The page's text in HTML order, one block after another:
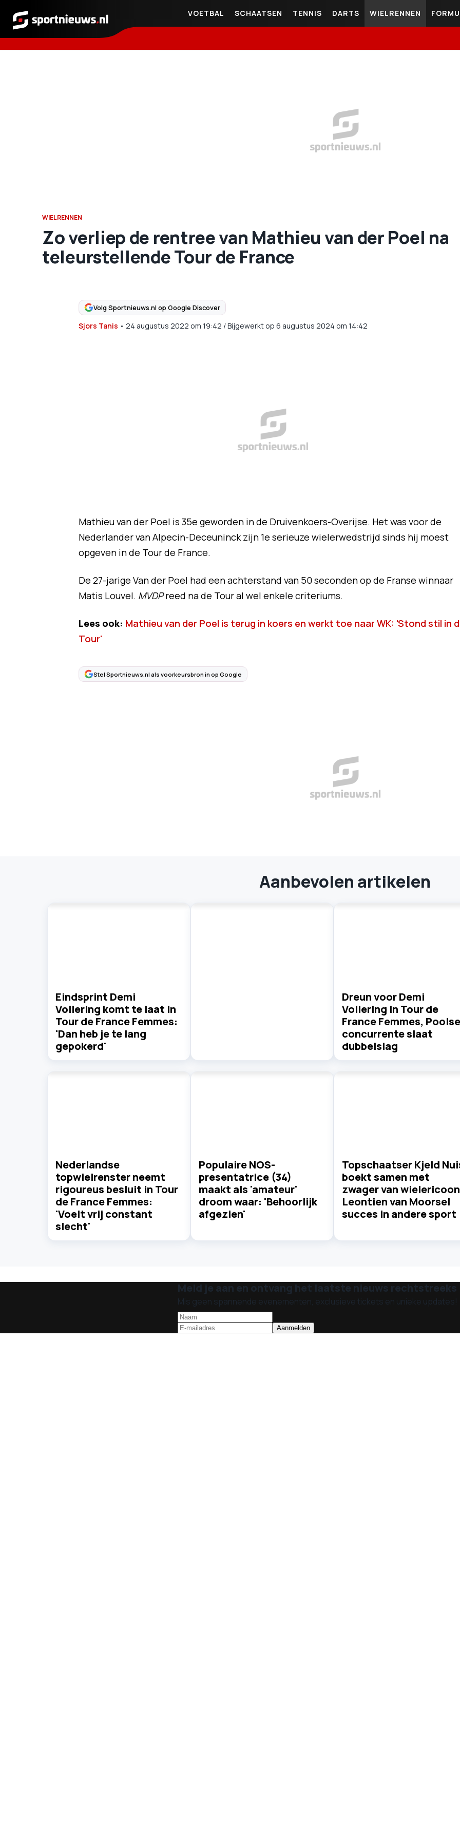
Sportnieuws.nl
VOETBAL SCHAATSEN TENNIS DARTS WIELRENNEN
WIELRENNEN
Zo verliep de rentree van Mathieu van der Poel na
teleurstellende Tour de France
Volg Sportnieuws.nl op Google Discover
Sjors Tanis • 24 augustus 2022 om 19:42 /Bijgewerkt op 6 augustus 2024 om 14:42
Mathieu van der Poel is 35e geworden in de Druivenkoers-Overijse. Het was voor de
Nederlander van Alpecin-Deceuninck zijn 1e serieuze wielerwedstrijd sinds hij moest
opgeven in de Tour de France.
De 27-jarige Van der Poel had een achterstand van 50 seconden op de Franse winnaar
Matis Louvel. MVDPreed na de Tour al wel enkele criteriums.
Lees ook: Mathieu van der Poel is terug in koers en werkt toe naar WK: 'Stond stil in
Tour'
Stel Sportnieuws.nl als voorkeursbron in op Google
Aanbevolen artikelen
Eindsprint Demi
Vollering komt te laat in
Tour de France Femmes:
'Dan heb je te lang
gepokerd'
Dreun voor Demi
Vollering in Tour de
France Femmes, Poolse
concurrente slaat
dubbelslag
Nederlandse
topwielrenster neemt
rigoureus besluit in Tour
de France Femmes:
'Voelt vrij constant
slecht'
Populaire NOS-
presentatrice (34)
maakt als 'amateur'
droom waar: 'Behoorlijk
afgezien'
Topschaatser Kjeld
boekt samen met
zwager van wielericoon
Leontien van Moorsel
succes in andere sport
Meld je aan en ontvang het laatste nieuws rechtstreeks
Mis geen spannende evenementen, exclusieve tickets en unieke updates!